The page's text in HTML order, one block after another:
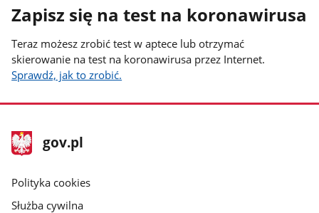
Zapisz się na test na koronawirusa
Teraz możesz zrobić test w aptece lub otrzymać
skierowanie na test na koronawirusa przez Internet.
Sprawdź, jak to zrobić.
stopka
gov.pl
Strona
gov.pl
gov.pl
Polityka cookies
Służba cywilna